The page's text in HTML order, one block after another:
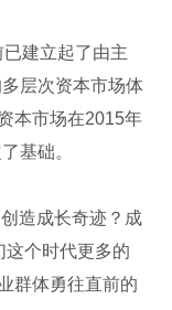
建立起了由主
层次资本市场体
本市场在2015年
基础。
造成长奇迹？成
这个时代更多的
群体勇往直前的